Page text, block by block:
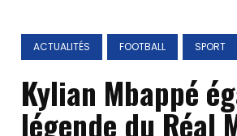
ACTUALITÉS FOOTBALL SPORT
Kylian Mbappé
légende du Réal